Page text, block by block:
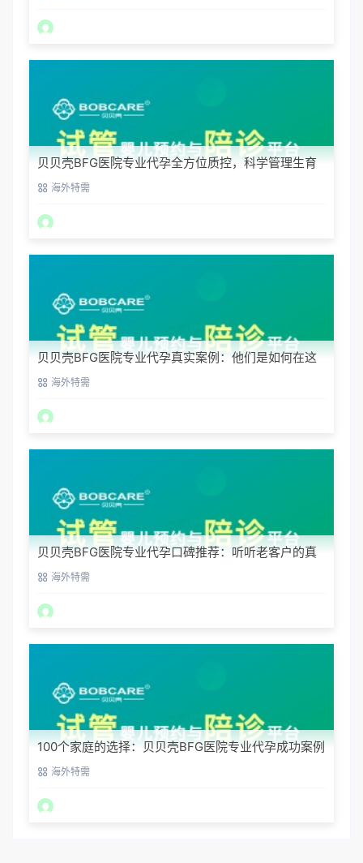
贝贝壳BFG医院专业代孕全方位质控，科学管理生育
每一步
海外特需
贝贝壳BFG医院专业代孕真实案例：他们是如何在这
里圆梦的
海外特需
贝贝壳BFG医院专业代孕口碑推荐：听听老客户的真
实评价
海外特需
100个家庭的选择：贝贝壳BFG医院专业代孕成功案例
分享海外特需